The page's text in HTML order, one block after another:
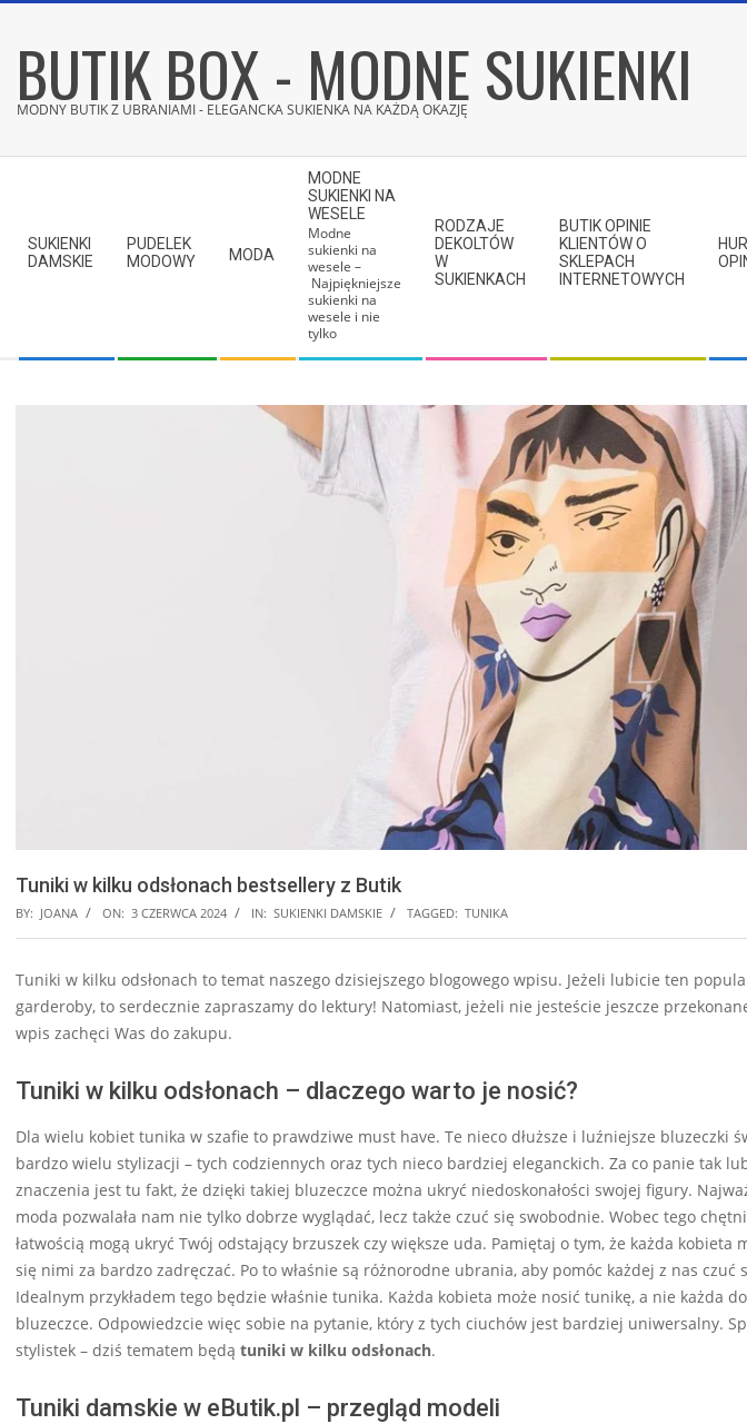
contentBUTIK BOX - MODNE SUKIENKI
MODNY BUTIK Z UBRANIAMI - ELEGANCKA SUKIENKA NA KAŻDĄ OKAZJĘ
SUKIENKI
DAMSKIE
PUDELEK
MODOWY
MODA
MODNE
SUKIENKI NA
WESELE
Modne
sukienki na
wesele –
Najpiękniejsze
sukienki na
wesele i nie
tylko
RODZAJE
DEKOLTÓW
W
SUKIENKACH
BUTIK OPINIE
KLIENTÓW O
SKLEPACH
INTERNETOWYCH
Tuniki w kilku odsłonach bestsellery z Butik
BY: JOANA ON: 3 CZERWCA 2024 IN: SUKIENKI DAMSKIE TAGGED: TUNIKA
Tuniki w kilku odsłonach to temat naszego dzisiejszego blogowego wpisu. Jeżeli lubicie ten
garderoby, to serdecznie zapraszamy do lektury! Natomiast, jeżeli nie jesteście jeszcze
wpis zachęci Was do zakupu.
Tuniki w kilku odsłonach – dlaczego warto je nosić?
Dla wielu kobiet tunika w szafie to prawdziwe must have. Te nieco dłuższe i luźniejsze bluzeczki
bardzo wielu stylizacji – tych codziennych oraz tych nieco bardziej eleganckich. Za co panie tak
znaczenia jest tu fakt, że dzięki takiej bluzeczce można ukryć niedoskonałości swojej figury.
moda pozwalała nam nie tylko dobrze wyglądać, lecz także czuć się swobodnie. Wobec tego
łatwością mogą ukryć Twój odstający brzuszek czy większe uda. Pamiętaj o tym, że każda kobieta
się nimi za bardzo zadręczać. Po to właśnie są różnorodne ubrania, aby pomóc każdej z nas czuć
Idealnym przykładem tego będzie właśnie tunika. Każda kobieta może nosić tunikę, a nie każda
bluzeczce. Odpowiedzcie więc sobie na pytanie, który z tych ciuchów jest bardziej uniwersalny.
stylistek – dziś tematem będą tuniki w kilku odsłonach.
Tuniki damskie w eButik.pl – przegląd modeli